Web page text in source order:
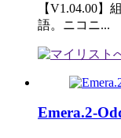
【V1.04.00】
語。ニコニ...
Emera.2-